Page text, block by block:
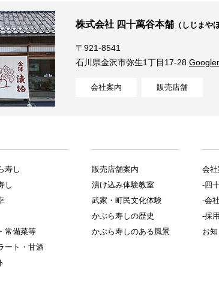
株式会社 四十萬谷本舗 （しじまや
〒921-8541
石川県金沢市弥生1丁目17-28
会社案内 販売店舗
寿し
し
常備菜等
ート・甘酒
販売店舗案内
漬け込み体験教室
武家・町民文化体験
かぶら寿しの歴史
かぶら寿しのある風景
会
-四
-会
-採
お